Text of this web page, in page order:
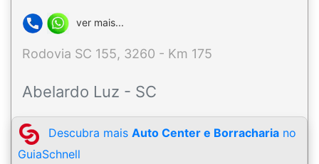
ver mais...
Rodovia SC 155, 3260 - Km 175
Abelardo Luz - SC
Descubra mais Auto Center e Borracharia no
GuiaSchnell